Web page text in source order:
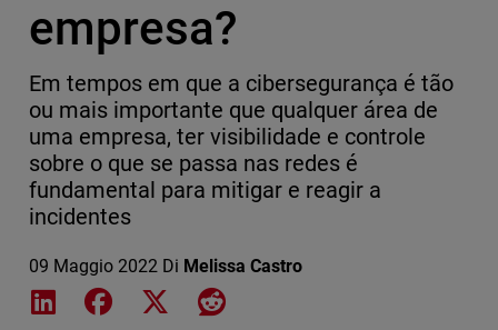
empresa?
Em tempos em que a cibersegurança é tão
ou mais importante que qualquer área de
uma empresa, ter visibilidade e controle
sobre o que se passa nas redes é
fundamental para mitigar e reagir a
incidentes
09 Maggio 2022 Di Melissa Castro
Share on LinkedIn
Share on Facebook
Share on XShare on Reddit